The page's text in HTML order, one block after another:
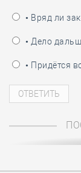
• Вряд ли
• Дело
• Придётся